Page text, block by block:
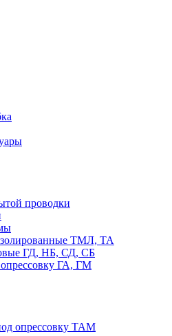
проводки
ТМЛ, ТА
ГД, НБ, СД, СБ
ГА, ГМ
опрессовку ТАМ